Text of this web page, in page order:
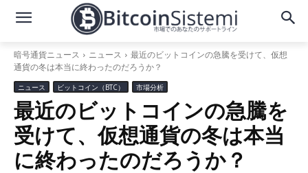
暗号通貨ニュース ニュース
最近のビットコインの急騰を受けて、仮想
通貨の冬は本当に終わったのだろうか？
ニュース ビットコイン（BTC） 市場分析
最近のビットコインの急騰を
受けて、仮想通貨の冬は本当
に終わったのだろうか？